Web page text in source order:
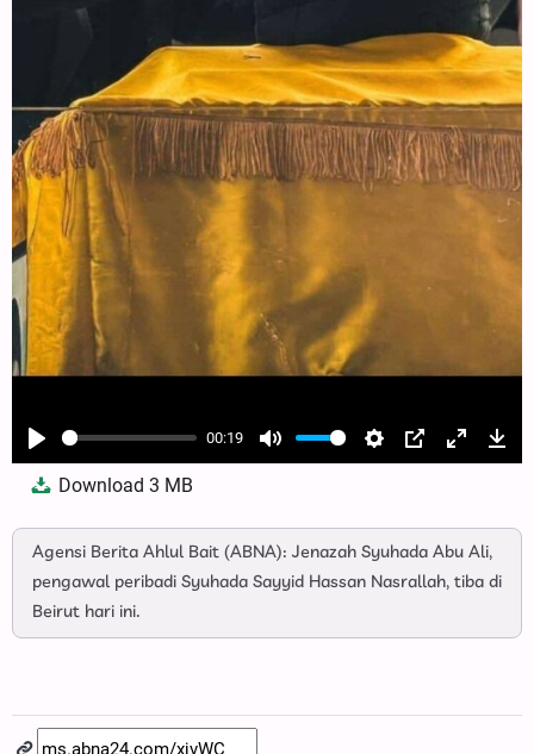
Play
00:19
Mute Settings
PIP Enter
Download3 MB
Agensi Berita Ahlul Bait (ABNA): Jenazah Syuhada Abu Ali,
pengawal peribadi Syuhada Sayyid Hassan Nasrallah, tiba di
Beirut hari ini.